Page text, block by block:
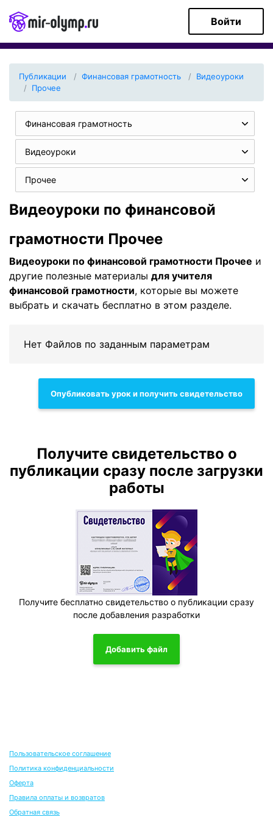
Войти
Публикации Финансовая грамотность
Видеоуроки
Прочее
Финансовая грамотность
Видеоуроки
Прочее
Видеоуроки по финансовой
грамотности Прочее
Видеоуроки по финансовой грамотности Прочее и
другие полезные материалы для учителя
финансовой грамотности, которые вы можете
выбрать и скачать бесплатно в этом разделе.
Нет Файлов по заданным параметрам
Опубликовать урок и получить свидетельство
Получите свидетельство о
публикации сразу после загрузки
работы
Получите бесплатно свидетельство о публикации сразу
после добавления разработки
Добавить файл
Пользовательское соглашение
Политика конфиденциальности
Оферта
Правила оплаты и возвратов
Обратная связь